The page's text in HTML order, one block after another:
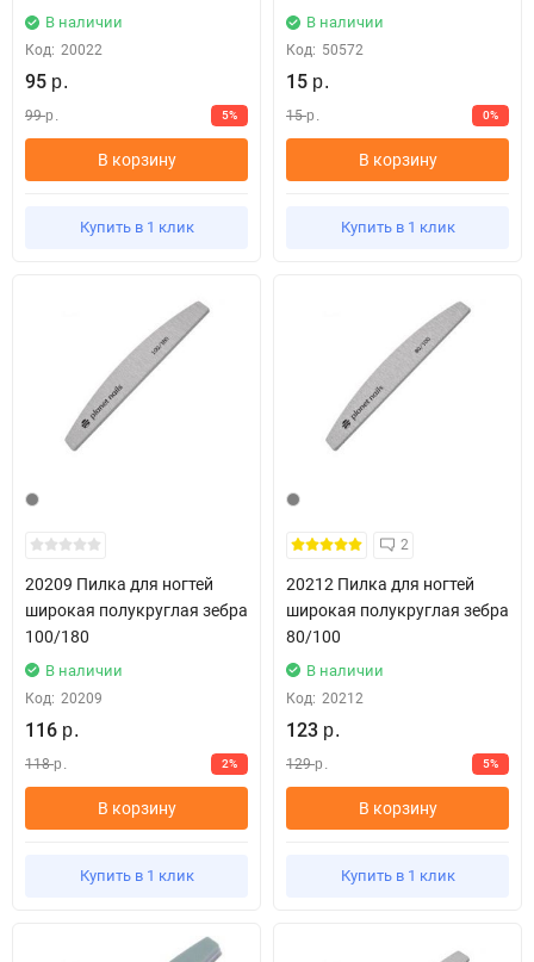
В наличии
Код: 20022
95 р.
99 р. 5%
В корзину
Купить в 1 клик
В наличии
Код: 50572
15 р.
15 р. 0%
В корзину
Купить в 1 клик
20209 Пилка для ногтей
широкая полукруглая зебра
100/180
В наличии
Код: 20209
116 р.
118 р. 2%
В корзину
Купить в 1 клик
2
20212 Пилка для ногтей
широкая полукруглая зебра
80/100
В наличии
Код: 20212
123 р.
129 р. 5%
В корзину
Купить в 1 клик